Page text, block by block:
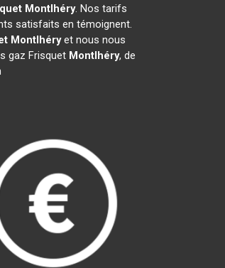
Montlhéry. Nos tarifs
satisfaits en témoignent.
Montlhéryet nous nous
gaz Frisquet Montlhéry, de